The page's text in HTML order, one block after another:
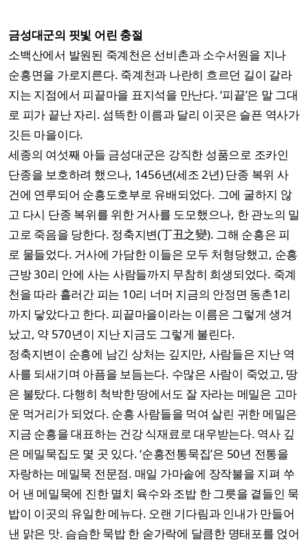
금성대군의 핏빛 어린 충절
소백산에서 발원된 죽계천은 선비촌과 소수서원을 지나
순흥면을 가로지른다. 죽계천과 나란히 흐르던 길이 갈라
지는 지점에서 피끝마을 표지석을 만난다. ‘피끝’은 말 그대
로 피가 끝난 자리. 섬뜩한 이름과 달리 이곳은 슬픈 역사가
깃든 마을이다.
세종의 여섯째 아들 금성대군은 강직한 성품으로 조카인
단종을 보호하려 했으나, 1456년(세조 2년) 단종 복위 사
건에 연루되어 순흥도호부로 유배되었다. 그에 굴하지 않
고 다시 단종 복위를 위한 거사를 도모했으나, 한 관노의 밀
고로 죽음을 당한다. 정축지변(丁丑之變). 그해 순흥은 피
로 물들었다. 거사에 가담한 이들은 모두 처형당했고, 순흥
근방 30리 안에 사는 사람들까지 무참히 희생되었다. 죽계
천을 따라 흘러간 피는 10리 너머 지금의 안정면 동촌1리
까지 닿았다고 한다. 피끝마을이라는 이름은 그렇게 생겨
났고, 약 570년이 지난 지금도 그렇게 불린다.
정축지변이 순흥에 남긴 상처는 깊지만, 사람들은 지난 역
사를 되새기며 아픔을 보듬는다. 수많은 사람이 죽었고, 땅
은 불탔다. 다행히 척박한 땅에서도 잘 자라는 메밀은 고마
운 먹거리가 되었다. 순흥 사람들을 먹여 살린 귀한 메밀은
지금 순흥을 대표하는 건강 식재료로 대우받는다. 역사 깊
은 메밀묵집도 몇 곳 있다. ‘순흥전통묵집’은 50년 전통을
자랑하는 메밀묵 전문점. 매일 가마솥에 장작불을 지펴 쑤
어 낸 메밀묵에 진한 멸치 육수와 조밥 한 그릇을 곁들인 묵
밥이 이곳의 유일한 메뉴다. 오랜 기다림과 인내가 만들어
낸 맑은 맛. 슴슴한 묵밥 한 숟가락에 달큼한 명태포를 얹어